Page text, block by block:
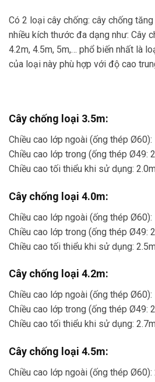
Có 2 loại cây chống: cây chống
nhiều kích thước đa dạng như: Cây
4.2m, 4.5m, 5m,… phổ biến nhất là
của loại này phù hợp với độ cao
Cây chống loại 3.5m:
Chiều cao lớp ngoài (ống thép Ø60):
Chiều cao lớp trong (ống thép Ø49:
Chiều cao tối thiểu khi sử dụng:
Cây chống loại 4.0m:
Chiều cao lớp ngoài (ống thép Ø60):
Chiều cao lớp trong (ống thép Ø49:
Chiều cao tối thiểu khi sử dụng:
Cây chống loại 4.2m:
Chiều cao lớp ngoài (ống thép Ø60):
Chiều cao lớp trong (ống thép Ø49:
Chiều cao tối thiểu khi sử dụng:
Cây chống loại 4.5m:
Chiều cao lớp ngoài (ống thép Ø60):